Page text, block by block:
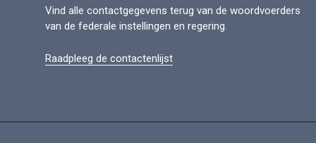
Vind alle contactgegevens terug van de woordvoerders
van de federale instellingen en regering.
Raadpleeg de contactenlijst